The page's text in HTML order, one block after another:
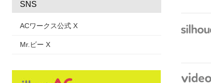
SNS
ACワークス公式 X
Mr.ビー X